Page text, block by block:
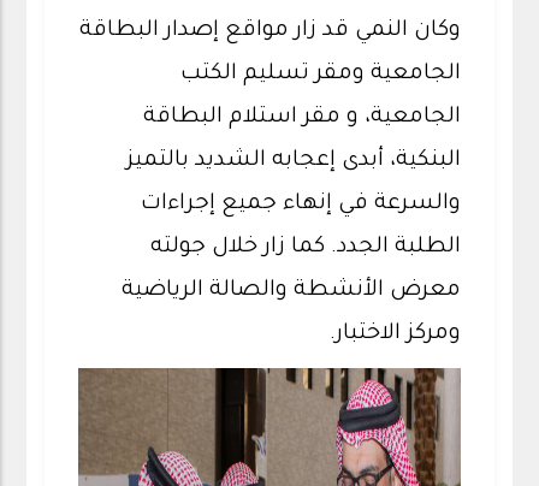
وكان النمي قد زار مواقع إصدار البطاقة
الجامعية ومقر تسليم الكتب
الجامعية، و مقر استلام البطاقة
البنكية، أبدى إعجابه الشديد بالتميز
والسرعة في إنهاء جميع إجراءات
الطلبة الجدد. كما زار خلال جولته
معرض الأنشطة والصالة الرياضية
ومركز الاختبار.